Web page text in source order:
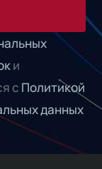
и
с Политикой
данных